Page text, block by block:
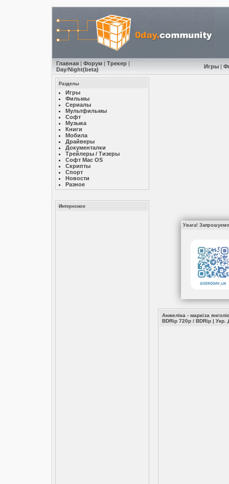
Главная| Форум| Трекер|
Day/Night(beta) Игры|
Разделы
Игры
Фильмы
Сериалы
Мультфильмы
Софт
Музыкa
Книги
Мобила
Драйверы
Документалки
Трейлеры / Тизеры
Софт Mac OS
Скрипты
Спорт
Новости
Разное
Интересное
Увага! Запрошуємо
Анжеліка - маркіза
BDRip 720p / BDRip | Укр.